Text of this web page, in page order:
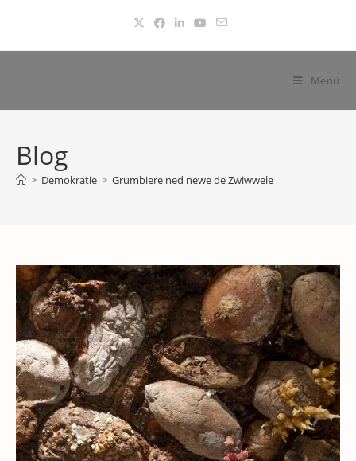
springen
Menü
Blog
> Demokratie > Grumbiere ned newe de Zwiwwele